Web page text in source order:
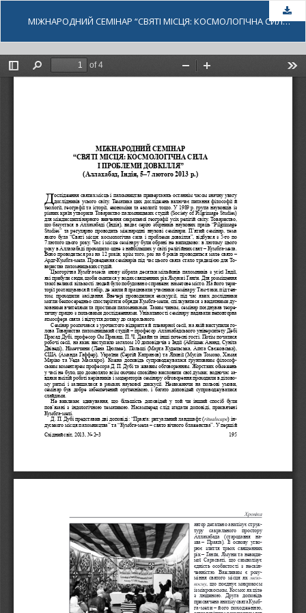
МІЖНАРОДНИЙ СЕМІНАР “СВЯТІ МІСЦЯ: КОСМОЛОГІЧНА СИЛА І ПРОБЛЕМИ ДОВКІЛЛЯ” (АЛЛАХАБАД, ІНДІЯ, 5–7 ЛЮТОГО 2013 Р.)